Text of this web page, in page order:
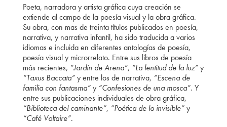
Poeta, narradora y artista gráfica cuya creación se
extiende al campo de la poesía visual y la obra gráfica.
Su obra, con mas de treinta títulos publicados en poesía,
narrativa, y narrativa infantil, ha sido traducida a varios
idiomas e incluida en diferentes antologías de poesía,
poesía visual y microrrelato. Entre sus libros de poesía
más recientes, ”Jardín de Arena”, “La lentitud de la luz”y
“Taxus Baccata”y entre los de narrativa, ”Escena de
familia con fantasma”y “Confesiones de una mosca”. Y
entre sus publicaciones individuales de obra gráfica,
“Biblioteca del caminante”, “Poética de lo invisible”y
“Café Voltaire”.